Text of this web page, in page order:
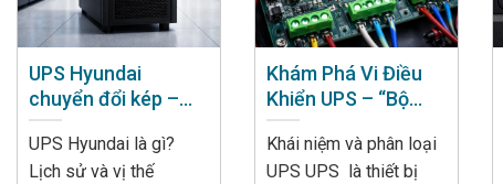
UPS Hyundai
chuyển đổi kép –
“Vệ sĩ điện” không
bao giờ ngủ
UPS Hyundai là gì?
Lịch sử và vị thế
Khám Phá Vi Điều
Khiển UPS – “Bộ
Não” Của Hệ Thống
Lưu Điện
Khái niệm và phân loại
UPS UPS là thiết bị